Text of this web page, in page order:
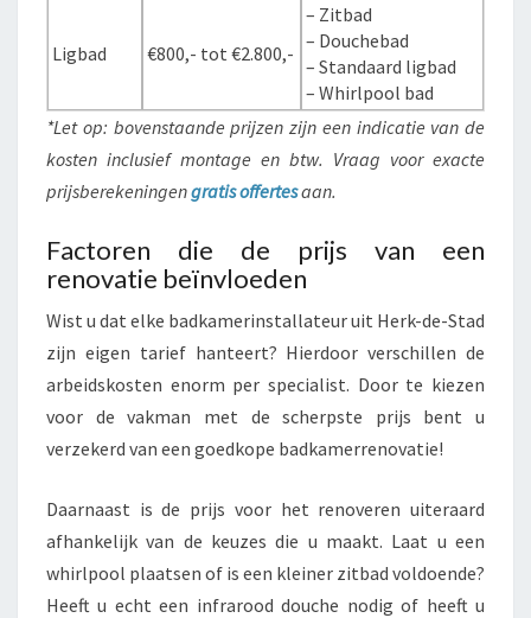
Ligbad €800,- tot €2.800,-
– Zitbad
– Douchebad
– Standaard ligbad
– Whirlpool bad
*Let op: bovenstaande prijzen zijn een indicatie van de
kosten inclusief montage en btw. Vraag voor exacte
prijsberekeningengratis offertesaan.
Factoren die de prijs van een
renovatie beïnvloeden
Wist u dat elke badkamerinstallateur uit Herk-de-Stad
zijn eigen tarief hanteert? Hierdoor verschillen de
arbeidskosten enorm per specialist. Door te kiezen
voor de vakman met de scherpste prijs bent u
verzekerd van een goedkope badkamerrenovatie!
Daarnaast is de prijs voor het renoveren uiteraard
afhankelijk van de keuzes die u maakt. Laat u een
whirlpool plaatsen of is een kleiner zitbad voldoende?
Heeft u echt een infrarood douche nodig of heeft u